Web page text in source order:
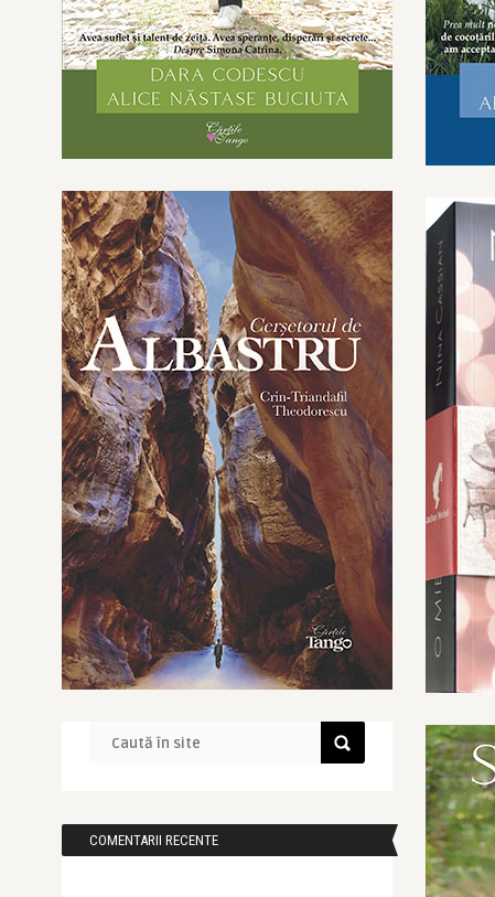
COMENTARII RECENTE